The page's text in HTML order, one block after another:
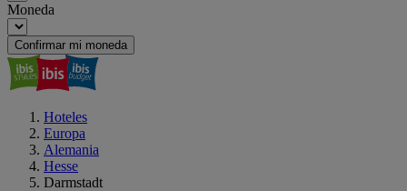
Moneda
Confirmar mi moneda
Hoteles
Europa
Alemania
Hesse
Darmstadt